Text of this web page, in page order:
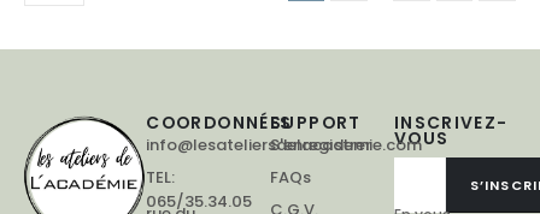
INSCRIVEZ-
VOUS
COORDONNÉES
info@lesateliersdelacademie.com
TEL:
065/35.34.05
SUPPORT
S'enregistrer
FAQs